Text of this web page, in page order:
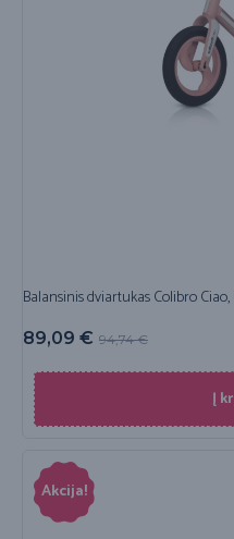
Balansinis dviartukas Colibro Ciao,
94,74€
89,09 €
Į
Akcija!